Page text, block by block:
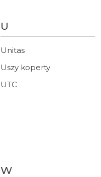
U
Unitas
Uszy koperty
UTC
W